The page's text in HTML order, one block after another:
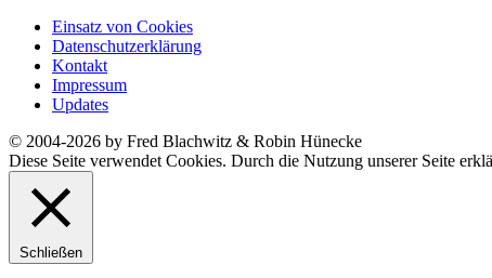
Einsatz von Cookies
Datenschutzerklärung
Kontakt
Impressum
Updates
© 2004-2026 by Fred Blachwitz & Robin Hünecke
Diese Seite verwendet Cookies. Durch die Nutzung unserer Seite
Schließen